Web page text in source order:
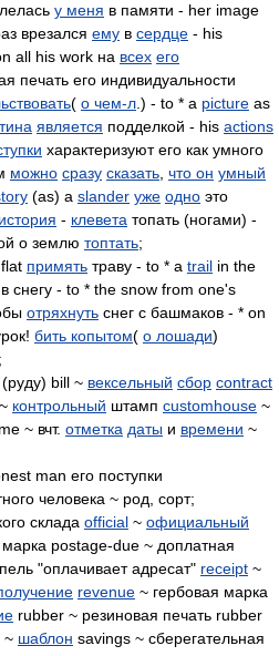
у меня в памяти - her image
врезался ему в сердце - his
all his work на всех его
печать его индивидуальности
( о чем-л .) - to * a picture as
является подделкой - his actions
характеризуют его как умного
можно сразу сказать что он умный
(as) a slander уже одно это
история - клевета топать (ногами) -
о землю топтать;
примять траву - to * a trail in the
снегу - to * the snow from one's
отряхнуть снег с башмаков - * on
бить копытом( о лошади)
bill ~ вексельный сбор contract
~ контрольный штамп customhouse ~
~ вчт. отметка даты и времени ~
man его поступки
человека ~ род, сорт;
склада official ~ официальный
postage-due ~ доплатная
"оплачивает адресат" receipt ~
revenue ~ гербовая марка
rubber ~ резиновая печать rubber
~ шаблон savings ~ сберегательная